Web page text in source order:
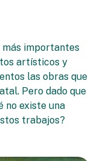
más importantes
artísticos y
las obras que
Pero dado que
no existe una
trabajos?